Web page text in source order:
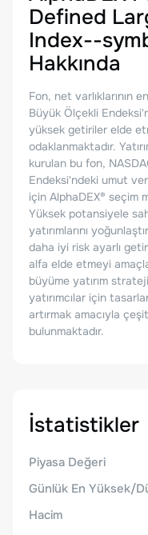
Defined
Index--
Hakkında
Fon, net varlıklarının
Büyük Ölçekli
yüksek getiriler elde
odaklanmaktadır.
kurulan bu fon,
Endeksi'ndeki umut
için AlphaDEX® seçim
Yüksek potansiyele
yatırımlarını
daha iyi risk ayarlı
alfa elde etmeyi
büyüme yatırım
yatırımcılar için
artırmak amacıyla
bulunmaktadır.
İstatistikler
Piyasa Değeri
Günlük En Yüksek/
Hacim